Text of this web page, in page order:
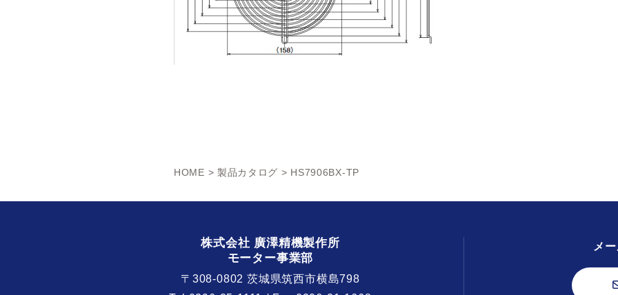
HOME > 製品カタログ > HS7906BX-TP
メ
株式会社 廣澤精機製作所
モーター事業部
〒308-0802 茨城県筑西市横島798